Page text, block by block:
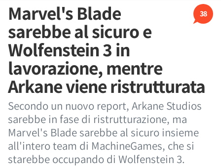
38
Marvel's Blade
sarebbe al sicuro e
Wolfenstein 3 in
lavorazione, mentre
Arkane viene ristrutturata
Secondo un nuovo report, Arkane Studios
sarebbe in fase di ristrutturazione, ma
Marvel's Blade sarebbe al sicuro insieme
all'intero team di MachineGames, che si
starebbe occupando di Wolfenstein 3.